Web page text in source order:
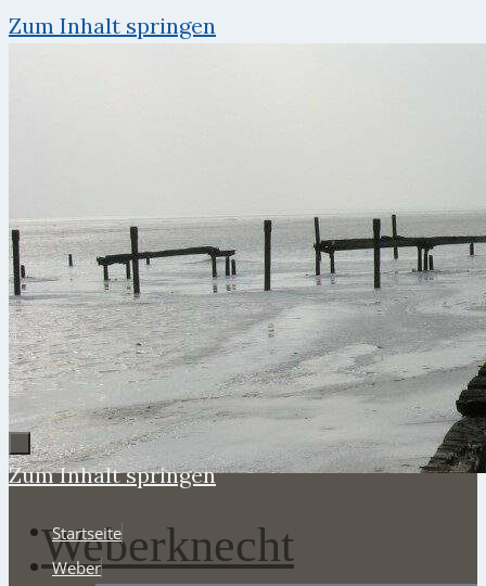
Zum Inhalt springen
Weberknecht
Zum Inhalt springen
Startseite
Weber